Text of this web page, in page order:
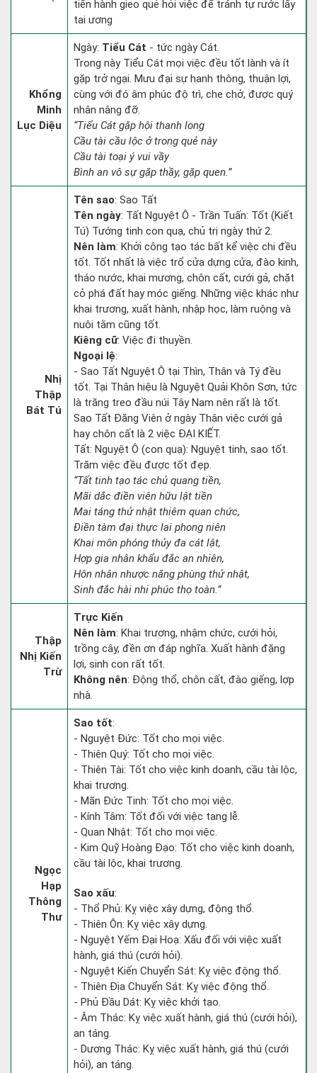
tiến hành gieo quẻ hỏi việc để tránh tự rước lấy
tai ương
Khổng
Minh
Lục Diệu
Ngày: Tiểu Cát - tức ngày Cát.
Trong này Tiểu Cát mọi việc đều tốt lành và ít
gặp trở ngại. Mưu đại sự hanh thông, thuận lợi,
cùng với đó âm phúc độ trì, che chở, được quý
nhân nâng đỡ.
“Tiểu Cát gặp hội thanh long
Cầu tài cầu lộc ở trong quẻ này
Cầu tài toại ý vui vầy
Bình an vô sự gặp thầy, gặp quen.”
Nhị
Thập
Bát Tú
Tên sao: Sao Tất
Tên ngày: Tất Nguyệt Ô - Trần Tuấn: Tốt (Kiết
Tú) Tướng tinh con quạ, chủ trị ngày thứ 2.
Nên làm: Khởi công tạo tác bất kể việc chi đều
tốt. Tốt nhất là việc trổ cửa dựng cửa, đào kinh,
tháo nước, khai mương, chôn cất, cưới gả, chặt
cỏ phá đất hay móc giếng. Những việc khác như
khai trương, xuất hành, nhập học, làm ruộng và
nuôi tằm cũng tốt.
Kiêng cữ: Việc đi thuyền.
Ngoại lệ:
- Sao Tất Nguyệt Ô tại Thìn, Thân và Tý đều
tốt. Tại Thân hiệu là Nguyệt Quải Khôn Sơn, tức
là trăng treo đầu núi Tây Nam nên rất là tốt.
Sao Tất Đăng Viên ở ngày Thân việc cưới gả
hay chôn cất là 2 việc ĐẠI KIẾT.
Tất: Nguyệt Ô (con quạ): Nguyệt tinh, sao tốt.
Trăm việc đều được tốt đẹp.
“Tất tinh tạo tác chủ quang tiền,
Mãi dắc điền viên hữu lật tiền
Mai táng thử nhật thiêm quan chức,
Điền tàm đại thực lai phong niên
Khai môn phóng thủy đa cát lật,
Hợp gia nhân khẩu đắc an nhiên,
Hôn nhân nhược năng phùng thử nhật,
Sinh đắc hài nhi phúc thọ toàn.”
Thập
Nhị Kiến
Trừ
Trực Kiến
Nên làm: Khai trương, nhậm chức, cưới hỏi,
trồng cây, đền ơn đáp nghĩa. Xuất hành đặng
lợi, sinh con rất tốt.
Không nên: Động thổ, chôn cất, đào giếng, lợp
nhà.
Ngọc
Hạp
Thông
Thư
Sao tốt:
- Nguyệt Đức: Tốt cho mọi việc.
- Thiên Quý: Tốt cho mọi việc.
- Thiên Tài: Tốt cho việc kinh doanh, cầu tài lộc,
khai trương.
- Mãn Đức Tinh: Tốt cho mọi việc.
- Kính Tâm: Tốt đối với việc tang lễ.
- Quan Nhật: Tốt cho mọi việc.
- Kim Quỹ Hoàng Đạo: Tốt cho việc kinh doanh,
cầu tài lộc, khai trương.
Sao xấu:
- Thổ Phủ: Kỵ việc xây dựng, động thổ.
- Thiên Ôn: Kỵ việc xây dựng.
- Nguyệt Yếm Đại Hoạ: Xấu đối với việc xuất
hành, giá thú (cưới hỏi).
- Nguyệt Kiến Chuyển Sát: Kỵ việc động thổ.
- Thiên Địa Chuyển Sát: Kỵ việc động thổ.
- Phủ Đầu Dát: Kỵ việc khởi tạo.
- Âm Thác: Kỵ việc xuất hành, giá thú (cưới hỏi),
an táng.
- Dương Thác: Kỵ việc xuất hành, giá thú (cưới
hỏi), an táng.